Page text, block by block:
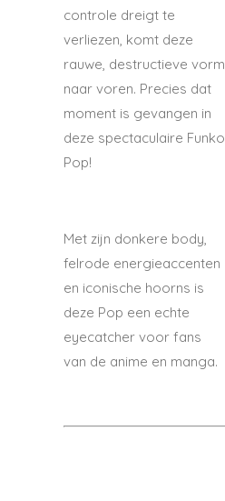
controle dreigt te
verliezen, komt deze
rauwe, destructieve vorm
naar voren. Precies dat
moment is gevangen in
deze spectaculaire Funko
Pop!
Met zijn donkere body,
felrode energieaccenten
en iconische hoorns is
deze Pop een echte
eyecatcher voor fans
van de anime en manga.